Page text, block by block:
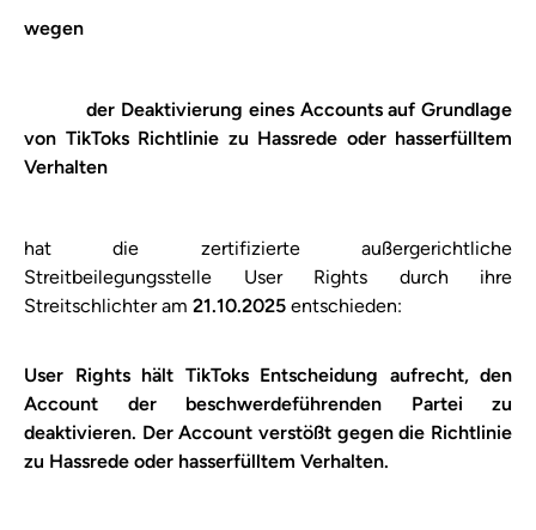
wegen
​ der Deaktivierung eines Accounts​ auf Grundlage
von ​TikTok​s ​Richtlinie zu Hassrede oder hasserfülltem
Verhalten​
hat die zertifizierte außergerichtliche
Streitbeilegungsstelle User Rights durch ihre
Streitschlichter am ​21.10.2025​ entschieden:
User Rights hält TikToks Entscheidung aufrecht, den
Account der beschwerdeführenden Partei zu
deaktivieren. Der Account verstößt gegen die ​Richtlinie
zu Hassrede oder hasserfülltem Verhalten​.